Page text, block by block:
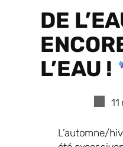
DE
L’EAU !
L’automne/